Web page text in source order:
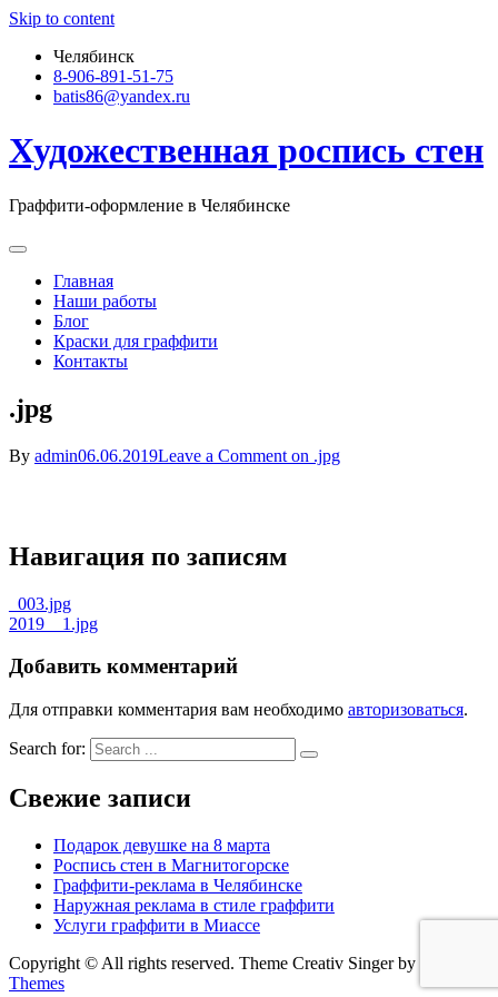
Skip to content
Челябинск
8-906-891-51-75
batis86@yandex.ru
Художественная роспись стен
Граффити-оформление в Челябинске
Главная
Наши работы
Блог
Краски для граффити
Контакты
.jpg
By admin06.06.2019Leave a Comment on .jpg
Навигация по записям
_003.jpg
2019__1.jpg
Добавить комментарий
Для отправки комментария вам необходимо авторизоваться.
Search for:
Свежие записи
Подарок девушке на 8 марта
Роспись стен в Магнитогорске
Граффити-реклама в Челябинске
Наружная реклама в стиле граффити
Услуги граффити в Миассе
Copyright © All rights reserved. Theme Creativ Singer by
Themes